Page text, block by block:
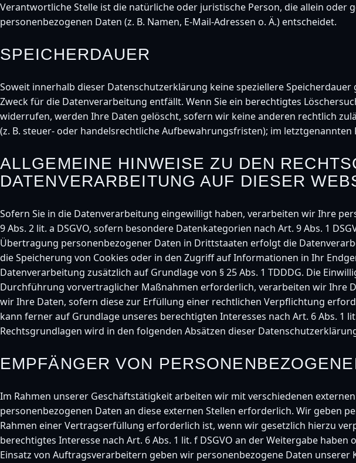
Verantwortliche Stelle ist die natürliche oder juristische Person, die allein
personenbezogenen Daten (z. B. Namen, E-Mail-Adressen o. Ä.) entscheidet.
SPEICHERDAUER
Soweit innerhalb dieser Datenschutzerklärung keine speziellere
Zweck für die Datenverarbeitung entfällt. Wenn Sie ein berechtigtes
widerrufen, werden Ihre Daten gelöscht, sofern wir keine anderen rechtlich
(z. B. steuer- oder handelsrechtliche Aufbewahrungsfristen); im
ALLGEMEINE HINWEISE ZU DEN
DATENVERARBEITUNG AUF DIESER
Sofern Sie in die Datenverarbeitung eingewilligt haben, verarbeiten wir Ihre
9 Abs. 2 lit. a DSGVO, sofern besondere Datenkategorien nach Art. 9 Abs. 1
Übertragung personenbezogener Daten in Drittstaaten erfolgt die
die Speicherung von Cookies oder in den Zugriff auf Informationen in Ihr
Datenverarbeitung zusätzlich auf Grundlage von § 25 Abs. 1 TDDDG. Die
Durchführung vorvertraglicher Maßnahmen erforderlich, verarbeiten wir Ihre
wir Ihre Daten, sofern diese zur Erfüllung einer rechtlichen Verpflichtung
kann ferner auf Grundlage unseres berechtigten Interesses nach Art. 6 Abs. 1
Rechtsgrundlagen wird in den folgenden Absätzen dieser
EMPFÄNGER VON
Im Rahmen unserer Geschäftstätigkeit arbeiten wir mit verschiedenen
personenbezogenen Daten an diese externen Stellen erforderlich. Wir geben
Rahmen einer Vertragserfüllung erforderlich ist, wenn wir gesetzlich hierzu
berechtigtes Interesse nach Art. 6 Abs. 1 lit. f DSGVO an der Weitergabe
Einsatz von Auftragsverarbeitern geben wir personenbezogene Daten